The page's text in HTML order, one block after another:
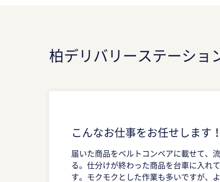
柏デリバリーステーショ
こんなお仕事をお任せします
届いた商品をベルトコンベアに載せて、
る。仕分けが終わった商品を台車に入れ
す。モクモクとした作業も多いですが、